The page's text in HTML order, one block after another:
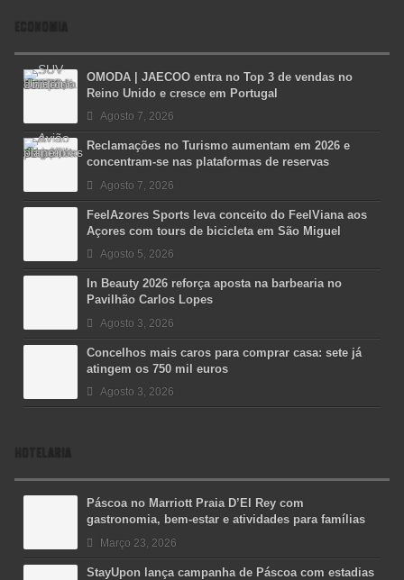
ECONOMIA
OMODA | JAECOO entra no Top 3 de vendas no
Reino Unido e cresce em Portugal
Agosto 7, 2026
Reclamações no Turismo aumentam em 2026 e
concentram-se nas plataformas de reservas
Agosto 7, 2026
FeelAzores Sports leva conceito do FeelViana aos
Açores com tours de bicicleta em São Miguel
Agosto 5, 2026
In Beauty 2026 reforça aposta na barbearia no
Pavilhão Carlos Lopes
Agosto 3, 2026
Concelhos mais caros para comprar casa: sete já
atingem os 750 mil euros
Agosto 3, 2026
HOTELARIA
Páscoa no Marriott Praia D’El Rey com
gastronomia, bem-estar e atividades para famílias
Março 23, 2026
StayUpon lança campanha de Páscoa com estadias